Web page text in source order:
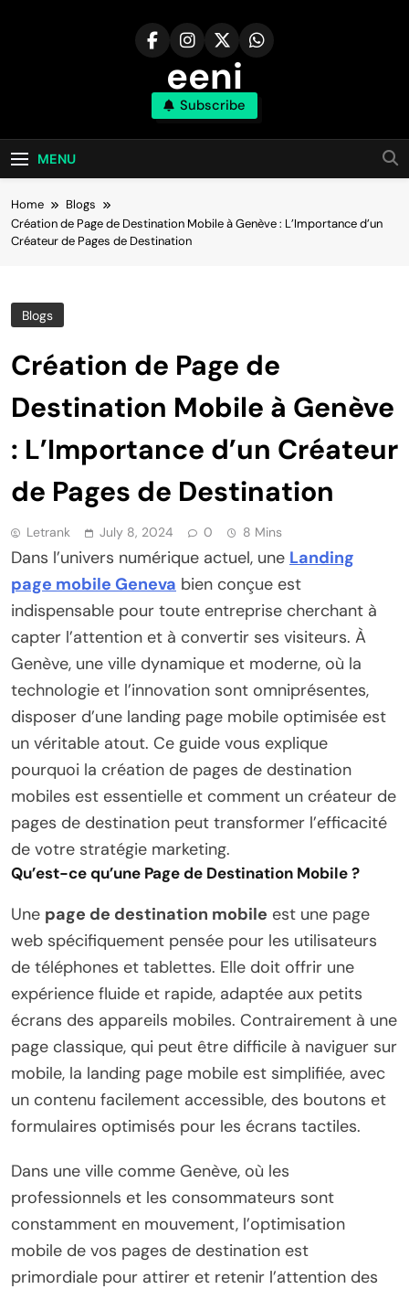
eeni
Subscribe
MENU
Home
Blogs
Création de Page de Destination Mobile à Genève : L’Importance d’un
Créateur de Pages de Destination
Blogs
Création de Page de
Destination Mobile à Genève
: L’Importance d’un Créateur
de Pages de Destination
Letrank July 8, 2024 0 8 Mins
Dans l’univers numérique actuel, une Landing
page mobile Geneva bien conçue est
indispensable pour toute entreprise cherchant à
capter l’attention et à convertir ses visiteurs. À
Genève, une ville dynamique et moderne, où la
technologie et l’innovation sont omniprésentes,
disposer d’une landing page mobile optimisée est
un véritable atout. Ce guide vous explique
pourquoi la création de pages de destination
mobiles est essentielle et comment un créateur de
pages de destination peut transformer l’efficacité
de votre stratégie marketing.
Qu’est-ce qu’une Page de Destination Mobile ?
Une page de destination mobile est une page
web spécifiquement pensée pour les utilisateurs
de téléphones et tablettes. Elle doit offrir une
expérience fluide et rapide, adaptée aux petits
écrans des appareils mobiles. Contrairement à une
page classique, qui peut être difficile à naviguer sur
mobile, la landing page mobile est simplifiée, avec
un contenu facilement accessible, des boutons et
formulaires optimisés pour les écrans tactiles.
Dans une ville comme Genève, où les
professionnels et les consommateurs sont
constamment en mouvement, l’optimisation
mobile de vos pages de destination est
primordiale pour attirer et retenir l’attention des